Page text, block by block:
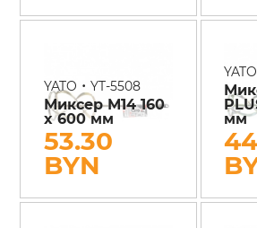
YATO • YT-5508
Миксер М14 160
x 600 мм
53.30
BYN
YATO
мм